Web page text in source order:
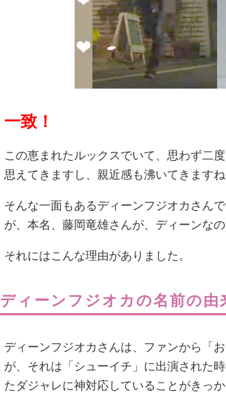
一致！
この恵まれたルックスでいて、思わず二
思えてきますし、親近感も沸いてきますね
そんな一面もあるディーンフジオカさん
が、本名、藤岡竜雄さんが、ディーンな
それにはこんな理由がありました。
ディーンフジオカの名前の由
ディーンフジオカさんは、ファンから「
が、それは「シューイチ」に出演された
たダジャレに神対応していることがきっか